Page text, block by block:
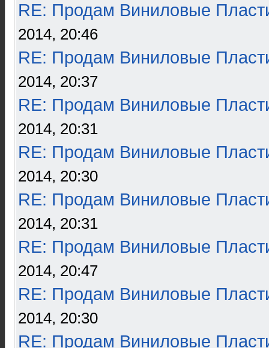
RE: Продам Виниловые
2014, 20:46
RE: Продам Виниловые
2014, 20:37
RE: Продам Виниловые
2014, 20:31
RE: Продам Виниловые
2014, 20:30
RE: Продам Виниловые
2014, 20:31
RE: Продам Виниловые
2014, 20:47
RE: Продам Виниловые
2014, 20:30
RE: Продам Виниловые